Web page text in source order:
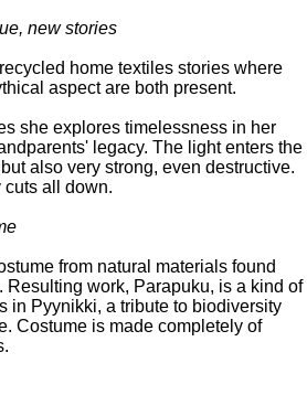
new stories
home textiles stories where
aspect are both present.
she explores timelessness in her
legacy. The light enters the
also very strong, even destructive.
cuts all down.
from natural materials found
Resulting work, Parapuku, is a kind of
in Pyynikki, a tribute to biodiversity
Costume is made completely of